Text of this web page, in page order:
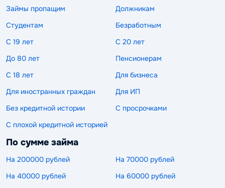
Займы пропащим
Должникам
Студентам
Безработным
С 19 лет
С 20 лет
До 80 лет
Пенсионерам
С 18 лет
Для бизнеса
Для иностранных граждан
Для ИП
Без кредитной истории
С просрочками
С плохой кредитной историей
По сумме займа
На 200000 рублей
На 70000 рублей
На 40000 рублей
На 60000 рублей